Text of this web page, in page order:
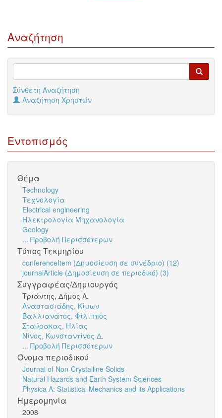
Αναζήτηση
Σύνθετη Αναζήτηση
Αναζήτηση Χρηστών
Εντοπισμός
Θέμα
Technology
Τεχνολογία
Electrical engineering
Ηλεκτρολογία Μηχανολογία
Geology
... Προβολή Περισσότερων
Τύπος Τεκμηρίου
conferenceItem (Δημοσίευση σε συνέδριο) (12)
journalArticle (Δημοσίευση σε περιοδικό) (3)
Συγγραφέας/Δημιουργός
Τριάντης, Δήμος Α.
Αναστασιάδης, Κίμων
Βαλλιανάτος, Φίλιππος
Σταύρακας, Ηλίας
Νίνος, Κωνσταντίνος Δ.
... Προβολή Περισσότερων
Όνομα περιοδικού
Journal of Non-Crystalline Solids
Natural Hazards and Earth System Sciences
Physica A: Statistical Mechanics and its Applications
Ημερομηνία
2008